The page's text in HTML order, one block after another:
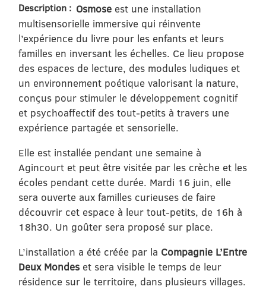
Description : Osmoseest une installation
multisensorielle immersive qui réinvente
l’expérience du livre pour les enfants et leurs
familles en inversant les échelles. Ce lieu propose
des espaces de lecture, des modules ludiques et
un environnement poétique valorisant la nature,
conçus pour stimuler le développement cognitif
et psychoaffectif des tout-petits à travers une
expérience partagée et sensorielle.
Elle est installée pendant une semaine à
Agincourt et peut être visitée par les crèche et les
écoles pendant cette durée. Mardi 16 juin, elle
sera ouverte aux familles curieuses de faire
découvrir cet espace à leur tout-petits, de 16h à
18h30. Un goûter sera proposé sur place.
L’installation a été créée par la Compagnie L’Entre
Deux Mondes et sera visible le temps de leur
résidence sur le territoire, dans plusieurs villages.